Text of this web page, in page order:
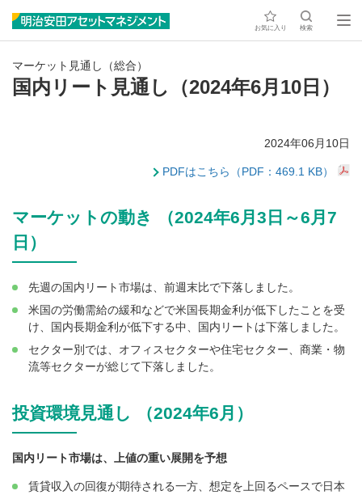
お気に入り 検索
マーケット見通し（総合）
国内リート見通し（2024年6月10日）
2024年06月10日
PDFはこちら（PDF：469.1 KB）
マーケットの動き （2024年6月3日～6月7
日）
先週の国内リート市場は、前週末比で下落しました。
米国の労働需給の緩和などで米国長期金利が低下したことを受
け、国内長期金利が低下する中、国内リートは下落しました。
セクター別では、オフィスセクターや住宅セクター、商業・物
流等セクターが総じて下落しました。
投資環境見通し （2024年6月）
国内リート市場は、上値の重い展開を予想
賃貸収入の回復が期待される一方、想定を上回るペースで日本